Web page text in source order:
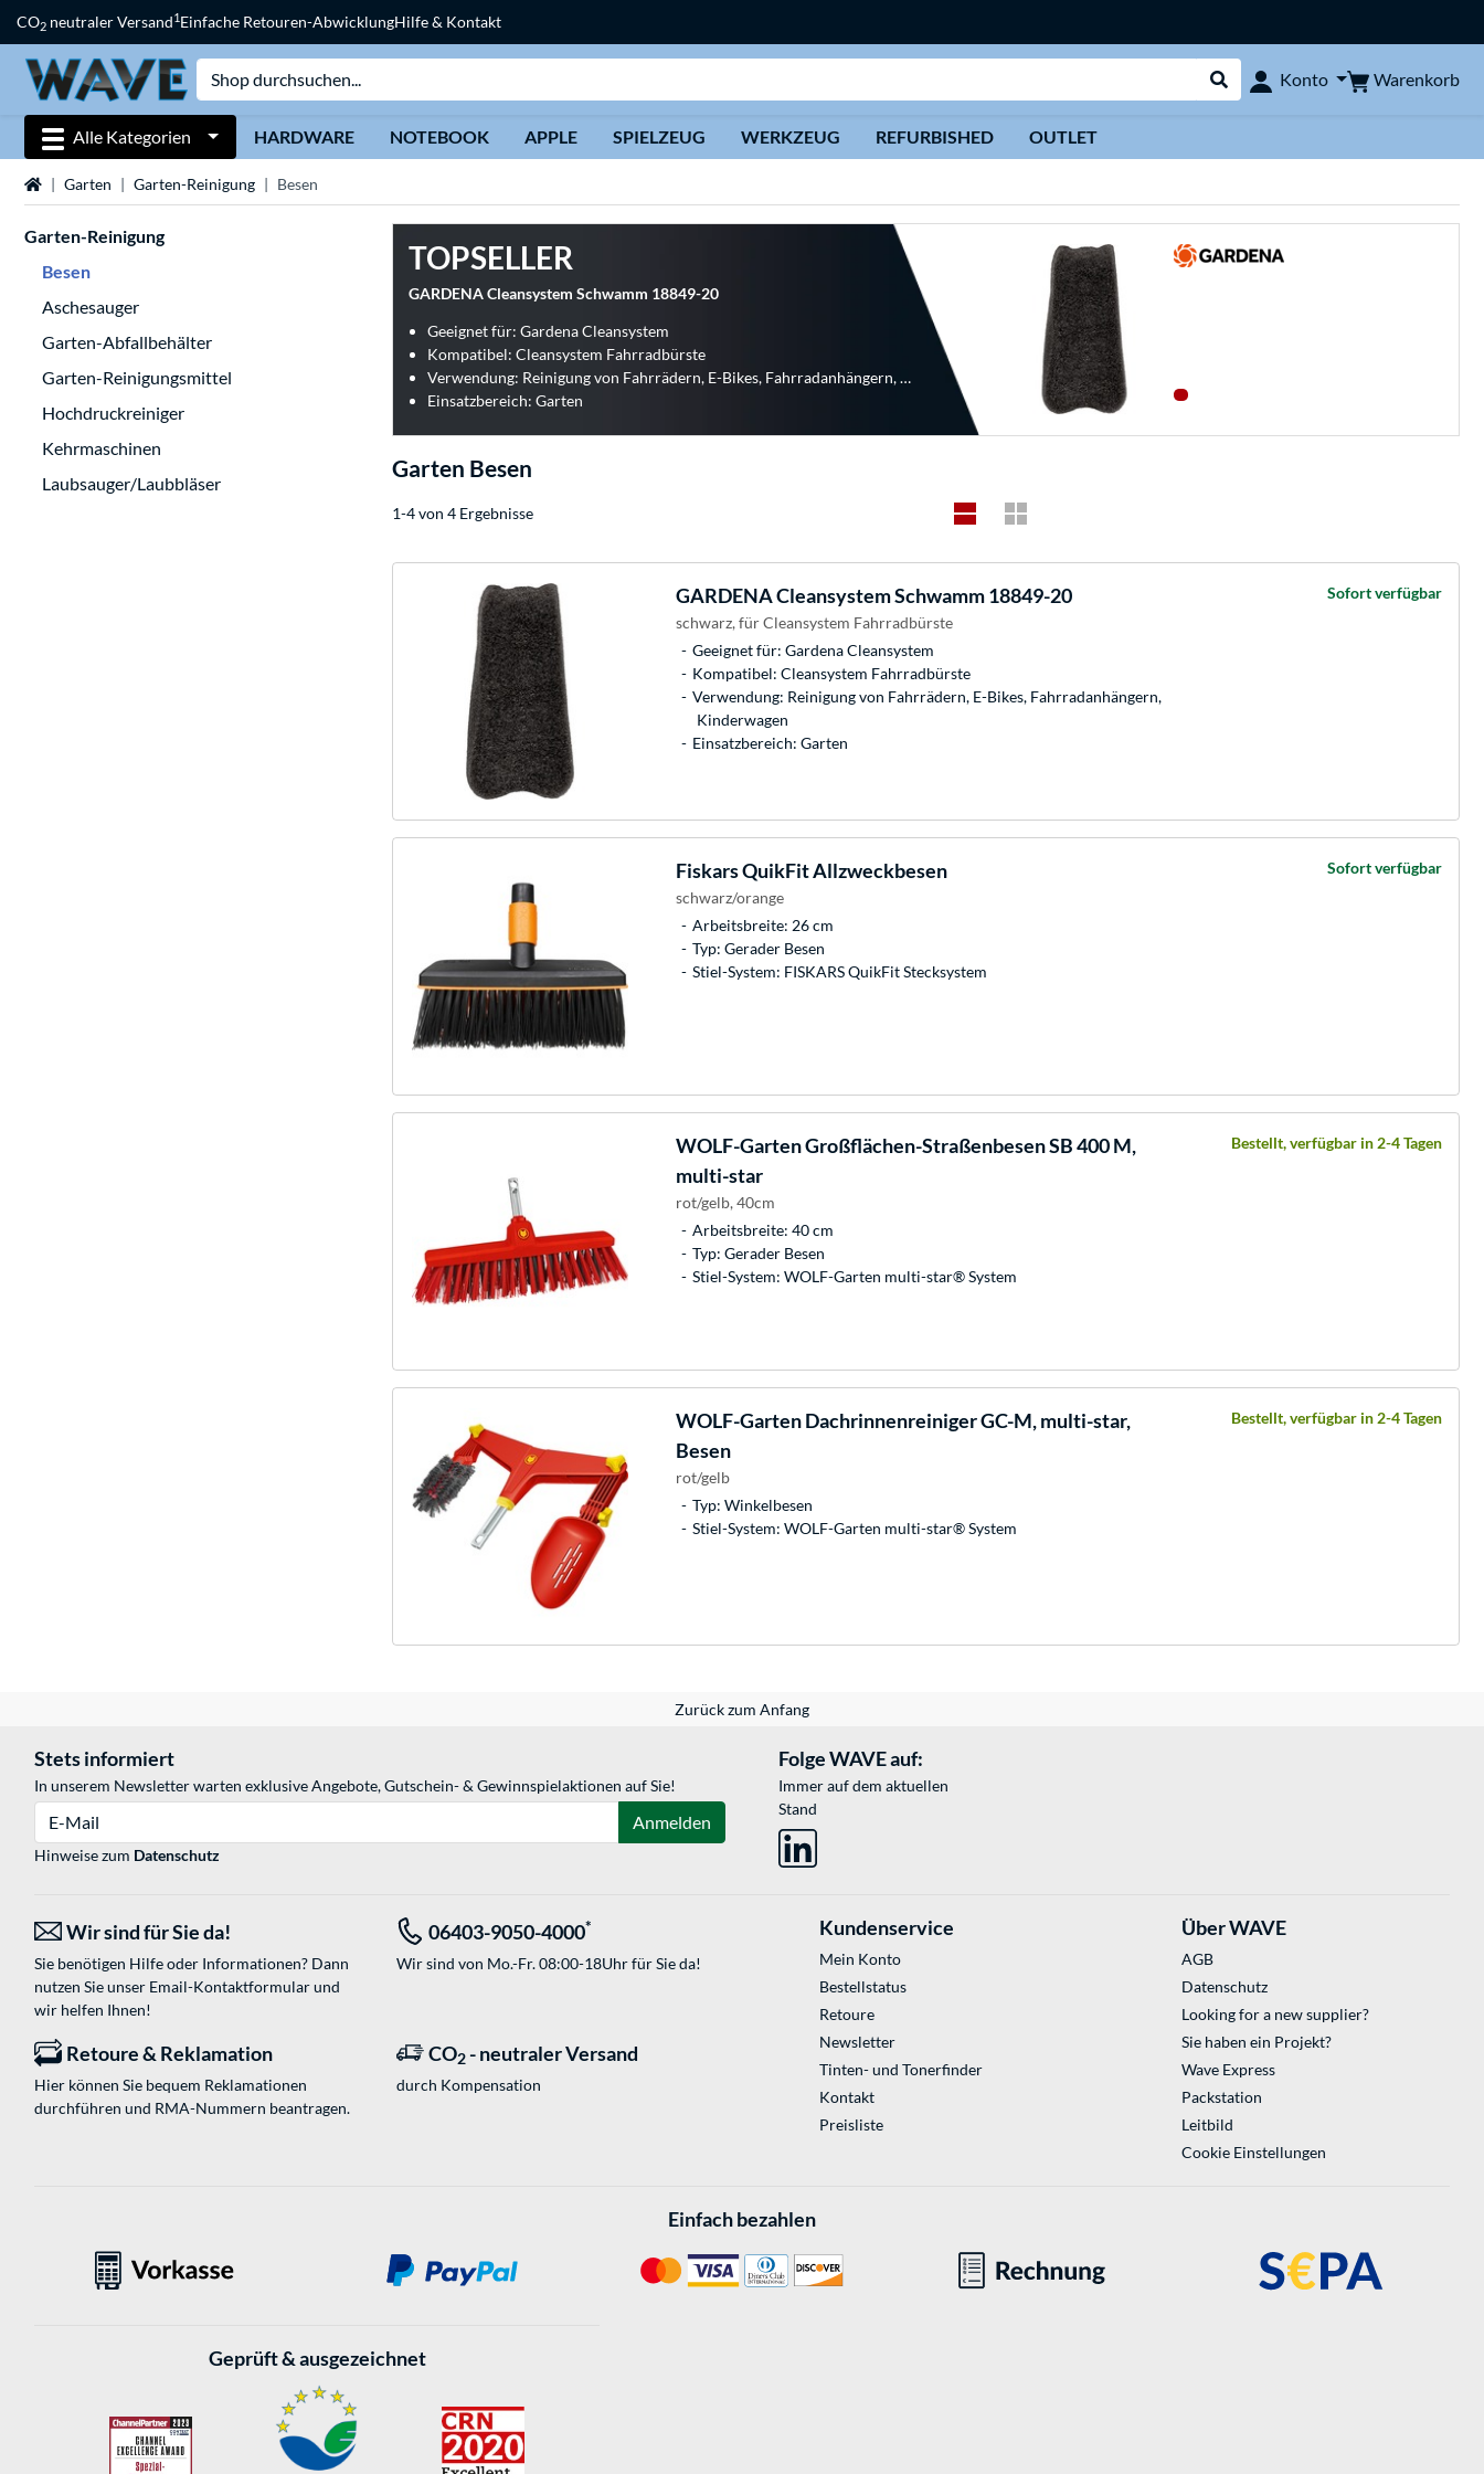
CO2 neutraler Versand1Einfache Retouren-AbwicklungHilfe & Kontakt
Suche durchführen
Konto Warenkorb
Alle Kategorien HARDWARE NOTEBOOK APPLE SPIELZEUG WERKZEUG REFURBISHED OUTLET
StartseiteGarten Garten-Reinigung Besen
Garten-Reinigung
Besen
Aschesauger
Garten-Abfallbehälter
Garten-Reinigungsmittel
Hochdruckreiniger
Kehrmaschinen
Laubsauger/Laubbläser
TOPSELLER
GARDENA Cleansystem Schwamm 18849-20
Geeignet für: Gardena Cleansystem
Kompatibel: Cleansystem Fahrradbürste
Verwendung: Reinigung von Fahrrädern, E-Bikes, Fahrradanhängern, Kinderwagen
Einsatzbereich: Garten
Garten Besen
1-4 von 4 Ergebnisse
GARDENACleansystem Schwamm 18849-20
schwarz, für Cleansystem Fahrradbürste
Geeignet für: Gardena Cleansystem
Kompatibel: Cleansystem Fahrradbürste
Verwendung: Reinigung von Fahrrädern, E-Bikes, Fahrradanhängern,
Kinderwagen
Einsatzbereich: Garten
Sofort verfügbar
FiskarsQuikFit Allzweckbesen
schwarz/orange
Arbeitsbreite: 26 cm
Typ: Gerader Besen
Stiel-System: FISKARS QuikFit Stecksystem
Sofort verfügbar
WOLF-GartenGroßflächen-Straßenbesen SB 400 M,
multi-star
rot/gelb, 40cm
Arbeitsbreite: 40 cm
Typ: Gerader Besen
Stiel-System: WOLF-Garten multi-star® System
Bestellt, verfügbar in 2-4 Tagen
WOLF-GartenDachrinnenreiniger GC-M, multi-star,
Besen
rot/gelb
Typ: Winkelbesen
Stiel-System: WOLF-Garten multi-star® System
Bestellt, verfügbar in 2-4 Tagen
Zurück zum Anfang
Stets informiert
In unserem Newsletter warten exklusive Angebote, Gutschein- & Gewinnspielaktionen auf Sie!
Anmelden
Hinweise zum Datenschutz
Folge WAVE auf:
Immer auf dem aktuellen
Stand
Wir sind für Sie da!
Sie benötigen Hilfe oder Informationen? Dann
nutzen Sie unser Email-Kontaktformularund
wir helfen Ihnen!
06403-9050-4000*
Wir sind von Mo.-Fr. 08:00-18Uhr für Sie da!
Retoure & Reklamation
Hier können Sie bequem Reklamationen
durchführen und RMA-Nummern beantragen.
CO2 - neutraler Versand
durch Kompensation
Kundenservice
Mein Konto
Bestellstatus
Retoure
Newsletter
Tinten- und Tonerfinder
Kontakt
Preisliste
Über WAVE
AGB
Datenschutz
Looking for a new supplier?
Sie haben ein Projekt?
Wave Express
Packstation
Leitbild
Cookie Einstellungen
Einfach bezahlen
Geprüft & ausgezeichnet